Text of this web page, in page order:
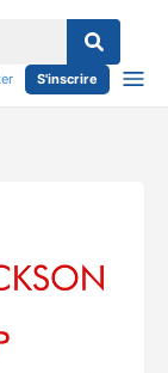
S'inscrire